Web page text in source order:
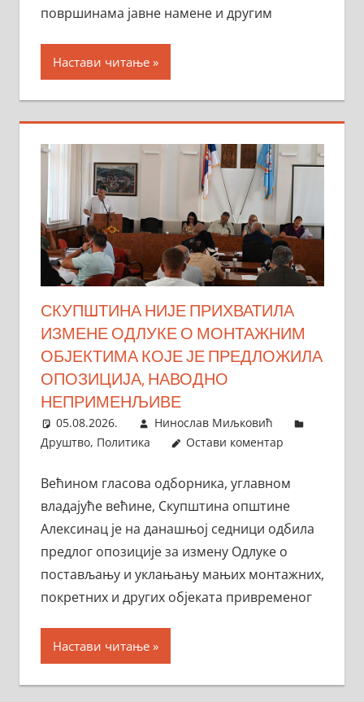
површинама јавне намене и другим
Настави читање
СКУПШТИНА НИЈЕ ПРИХВАТИЛА
ИЗМЕНЕ ОДЛУКЕ О МОНТАЖНИМ
ОБЈЕКТИМА КОЈЕ ЈЕ ПРЕДЛОЖИЛА
ОПОЗИЦИЈА, НАВОДНО
НЕПРИМЕНЉИВЕ
05.08.2026.
Нинослав Миљковић
Друштво, Политика Остави коментар
Већином гласова одборника, углавном
владајуће већине, Скупштина општине
Алексинац је на данашњој седници одбила
предлог опозиције за измену Одлуке о
постављању и уклањању мањих монтажних,
покретних и других објеката привременог
Настави читање